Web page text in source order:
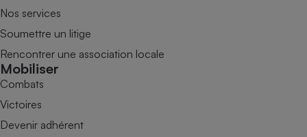
Nos services
Soumettre un litige
Rencontrer une association locale
Mobiliser
Combats
Victoires
Devenir adhérent